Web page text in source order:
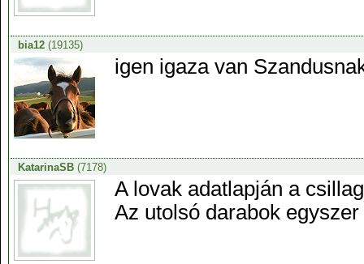
bia12(19135)
igen igaza van
KatarinaSB(7178)
A lovak adatlapján a
Az utolsó darabok